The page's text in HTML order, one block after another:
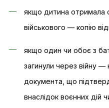
якщо дитина отримала
військового — копію
якщо один чи обоє з
загинули через війну —
документа, що
внаслідок воєнних дій